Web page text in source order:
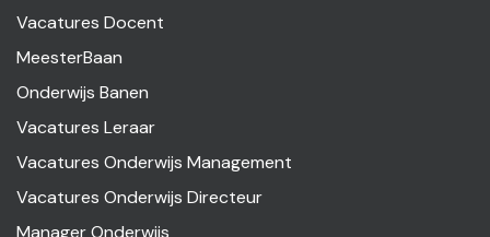
Vacatures Docent
MeesterBaan
Onderwijs Banen
Vacatures Leraar
Vacatures Onderwijs Management
Vacatures Onderwijs Directeur
Manager Onderwijs